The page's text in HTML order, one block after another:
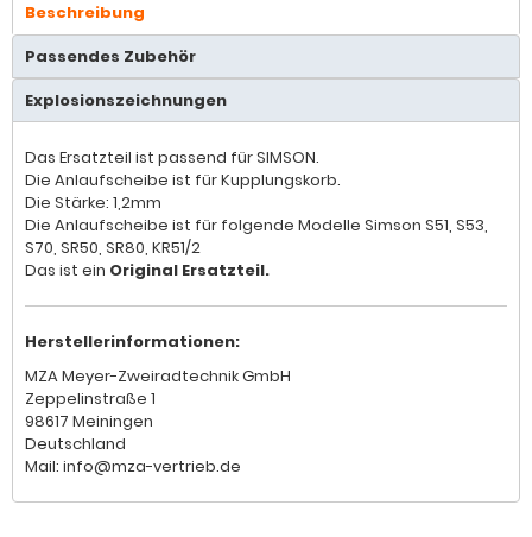
Beschreibung
Passendes Zubehör
Explosionszeichnungen
Das Ersatzteil ist passend für SIMSON.
Die Anlaufscheibe ist für Kupplungskorb.
Die Stärke: 1,2mm
Die Anlaufscheibe ist für folgende Modelle Simson S51, S53,
S70, SR50, SR80, KR51/2
Das ist ein Original Ersatzteil.
Herstellerinformationen:
MZA Meyer-Zweiradtechnik GmbH
Zeppelinstraße 1
98617 Meiningen
Deutschland
Mail: info@mza-vertrieb.de